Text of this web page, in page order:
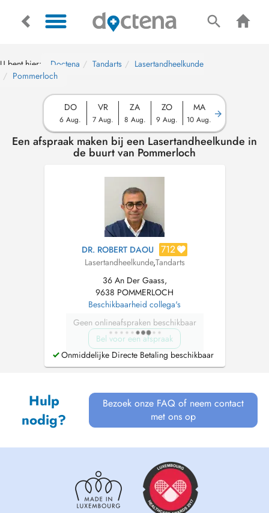
U bent hier: Doctena Tandarts
Lasertandheelkunde
Pommerloch
DO
6 Aug.
VR
7 Aug.
ZA
8 Aug.
ZO
9 Aug.
MA
10 Aug.
Een afspraak maken bij een Lasertandheelkunde in
de buurt van Pommerloch
DR. ROBERT DAOU 712
Lasertandheelkunde,Tandarts
36 An Der Gaass,
9638 POMMERLOCH
Beschikbaarheid collega's
Geen onlineafspraken beschikbaar
Bel voor een afspraak
Onmiddelijke Directe Betaling beschikbaar
Hulp
nodig?
Bezoek onze FAQ of neem contact
met ons op